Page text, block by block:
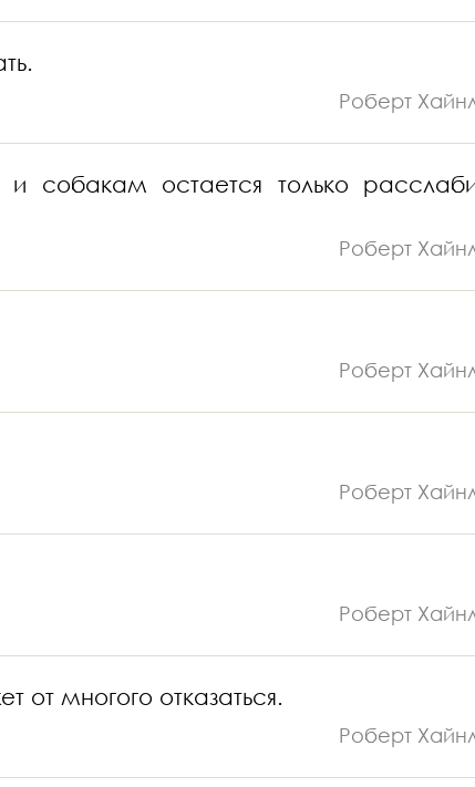
Роберт
собакам остается только
Роберт
Роберт
Роберт
Роберт
от многого отказаться.
Роберт